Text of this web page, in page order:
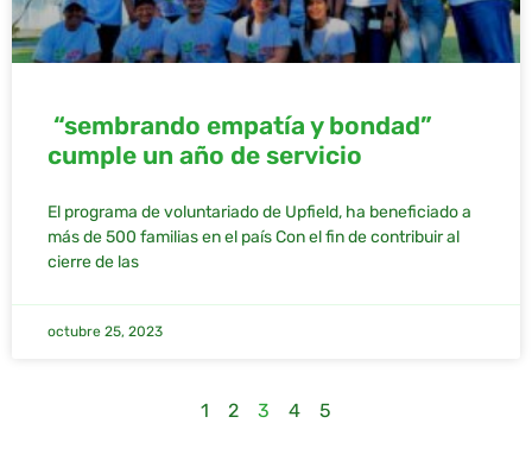
“sembrando empatía y bondad”
cumple un año de servicio
El programa de voluntariado de Upfield, ha beneficiado a
más de 500 familias en el país Con el fin de contribuir al
cierre de las
octubre 25, 2023
1 2 3 4 5